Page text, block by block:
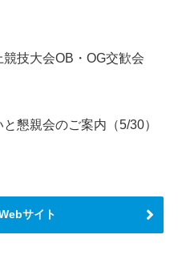
技大会OB・OG交歓会
懇親会のご案内（5/30）
サイト